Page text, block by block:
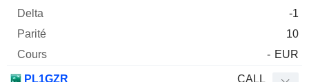
-1
10
- EUR
PL1GZR CALL